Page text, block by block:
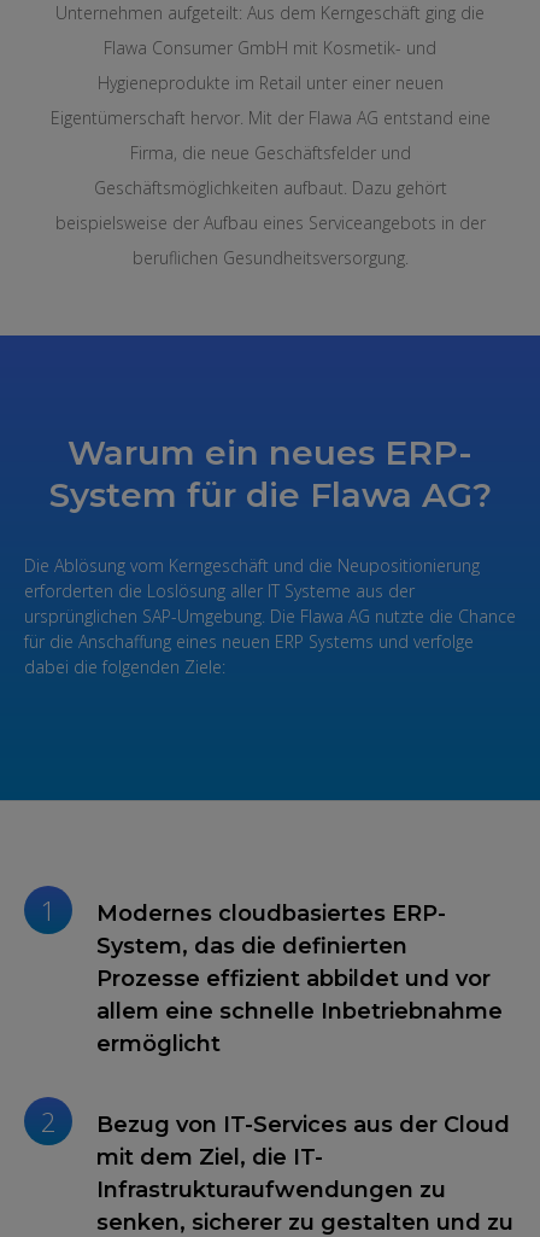
Unternehmen aufgeteilt: Aus dem Kerngeschäft ging die
Flawa Consumer GmbH mit Kosmetik- und
Hygieneprodukte im Retail unter einer neuen
Eigentümerschaft hervor. Mit der Flawa AG entstand eine
Firma, die neue Geschäftsfelder und
Geschäftsmöglichkeiten aufbaut. Dazu gehört
beispielsweise der Aufbau eines Serviceangebots in der
beruflichen Gesundheitsversorgung.
Warum ein neues ERP-
System für die Flawa AG?
Die Ablösung vom Kerngeschäft und die Neupositionierung
erforderten die Loslösung aller IT Systeme aus der
ursprünglichen SAP-Umgebung. Die Flawa AG nutzte die Chance
für die Anschaffung eines neuen ERP Systems und verfolge
dabei die folgenden Ziele:
1
Modernes cloudbasiertes ERP-
System, das die definierten
Prozesse effizient abbildet und vor
allem eine schnelle Inbetriebnahme
ermöglicht
2
Bezug von IT-Services aus der Cloud
mit dem Ziel, die IT-
Infrastrukturaufwendungen zu
senken, sicherer zu gestalten und zu